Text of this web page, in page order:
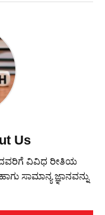
Us
ವಿವಿಧ ರೀತಿಯ
ಸಾಮಾನ್ಯ ಜ್ಞಾನವನ್ನು